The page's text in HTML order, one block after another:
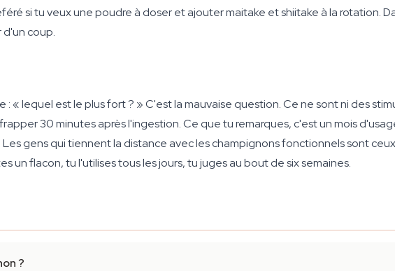
si tu veux une poudre à doser et ajouter maitake et shiitake à la rotation.
coup.
« lequel est le plus fort ? » C'est la mauvaise question. Ce ne sont ni des
30 minutes après l'ingestion. Ce que tu remarques, c'est un mois
gens qui tiennent la distance avec les champignons fonctionnels sont
un flacon, tu l'utilises tous les jours, tu juges au bout de six semaines.
?